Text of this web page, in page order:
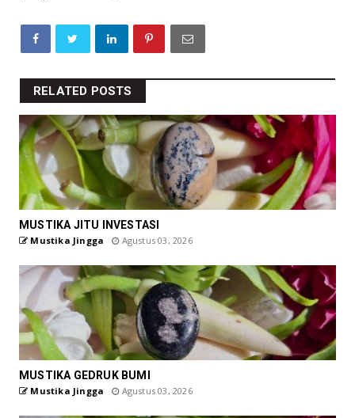
RELATED POSTS
MUSTIKA JITU INVESTASI
Mustika Jingga Agustus 03, 2026
MUSTIKA GEDRUK BUMI
Mustika Jingga Agustus 03, 2026